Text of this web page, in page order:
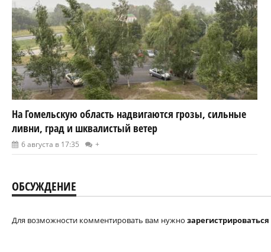
На Гомельскую область надвигаются грозы, сильные
ливни, град и шквалистый ветер
6 августа в 17:35 +
ОБСУЖДЕНИЕ
Для возможности комментировать вам нужно зарегистрироваться